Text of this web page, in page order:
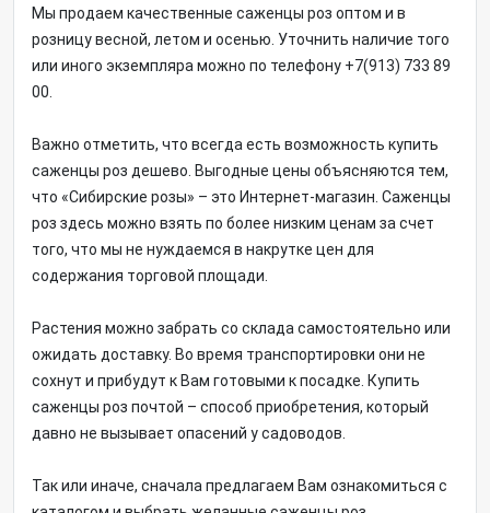
Мы продаем качественные саженцы роз оптом и в
розницу весной, летом и осенью. Уточнить наличие того
или иного экземпляра можно по телефону +7(913) 733 89
00.
Важно отметить, что всегда есть возможность купить
саженцы роз дешево. Выгодные цены объясняются тем,
что «Сибирские розы» – это Интернет-магазин. Саженцы
роз здесь можно взять по более низким ценам за счет
того, что мы не нуждаемся в накрутке цен для
содержания торговой площади.
Растения можно забрать со склада самостоятельно или
ожидать доставку. Во время транспортировки они не
сохнут и прибудут к Вам готовыми к посадке. Купить
саженцы роз почтой – способ приобретения, который
давно не вызывает опасений у садоводов.
Так или иначе, сначала предлагаем Вам ознакомиться с